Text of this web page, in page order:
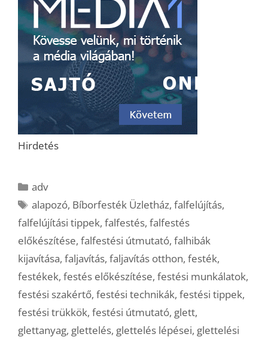
Hirdetés
Kategória
adv
Címkék
alapozó, Bíborfesték Üzletház,falfelújítás,
falfelújítási tippek, falfestés, falfestés
előkészítése, falfestési útmutató, falhibák
kijavítása, faljavítás, faljavítás otthon, festék,
festékek, festés előkészítése, festési munkálatok,
festési szakértő, festési technikák, festési tippek,
festési trükkök, festési útmutató, glett,
glettanyag, glettelés, glettelés lépései, glettelési